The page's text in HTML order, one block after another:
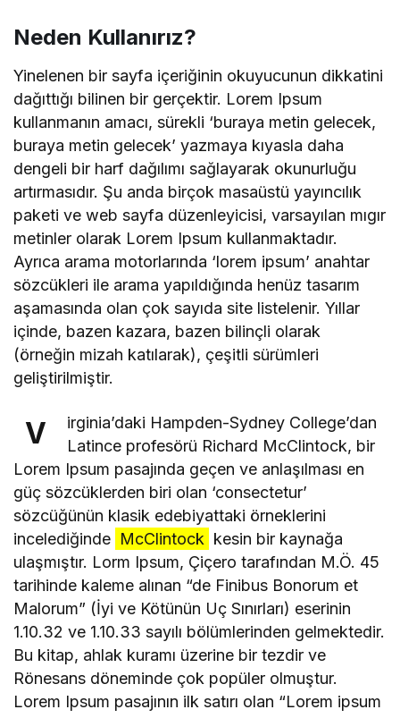
Neden Kullanırız?
Yinelenen bir sayfa içeriğinin okuyucunun dikkatini
dağıttığı bilinen bir gerçektir. Lorem Ipsum
kullanmanın amacı, sürekli ‘buraya metin gelecek,
buraya metin gelecek’ yazmaya kıyasla daha
dengeli bir harf dağılımı sağlayarak okunurluğu
artırmasıdır. Şu anda birçok masaüstü yayıncılık
paketi ve web sayfa düzenleyicisi, varsayılan mıgır
metinler olarak Lorem Ipsum kullanmaktadır.
Ayrıca arama motorlarında ‘lorem ipsum’ anahtar
sözcükleri ile arama yapıldığında henüz tasarım
aşamasında olan çok sayıda site listelenir. Yıllar
içinde, bazen kazara, bazen bilinçli olarak
(örneğin mizah katılarak), çeşitli sürümleri
geliştirilmiştir.
V
irginia’daki Hampden-Sydney College’dan
Latince profesörü Richard McClintock, bir
Lorem Ipsum pasajında geçen ve anlaşılması en
güç sözcüklerden biri olan ‘consectetur’
sözcüğünün klasik edebiyattaki örneklerini
incelediğinde McClintock kesin bir kaynağa
ulaşmıştır. Lorm Ipsum, Çiçero tarafından M.Ö. 45
tarihinde kaleme alınan “de Finibus Bonorum et
Malorum” (İyi ve Kötünün Uç Sınırları) eserinin
1.10.32 ve 1.10.33 sayılı bölümlerinden gelmektedir.
Bu kitap, ahlak kuramı üzerine bir tezdir ve
Rönesans döneminde çok popüler olmuştur.
Lorem Ipsum pasajının ilk satırı olan “Lorem ipsum